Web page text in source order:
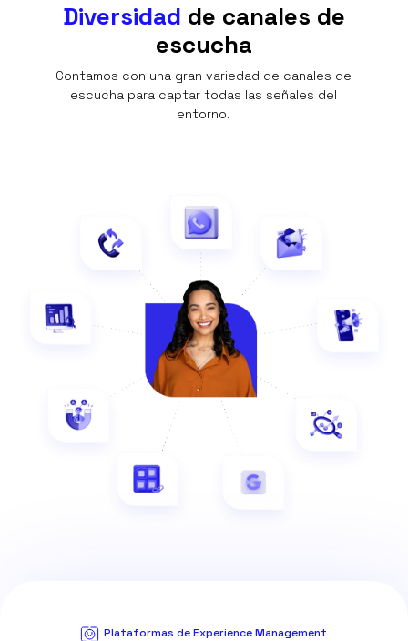
Diversidad de canales de
escucha
Contamos con una gran variedad de canales de
escucha para captar todas las señales del
entorno.
Plataformas de Experience Management